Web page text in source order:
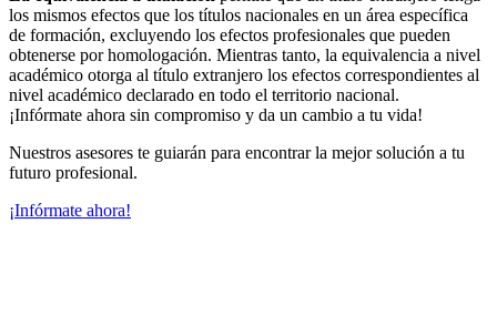
los mismos efectos que los títulos nacionales en un área específica
de formación, excluyendo los efectos profesionales que pueden
obtenerse por homologación. Mientras tanto, la equivalencia a nivel
académico otorga al título extranjero los efectos correspondientes al
nivel académico declarado en todo el territorio nacional.
¡Infórmate ahora sin compromiso y da un cambio a tu vida!
Nuestros asesores te guiarán para encontrar la mejor solución a tu
futuro profesional.
¡Infórmate ahora!